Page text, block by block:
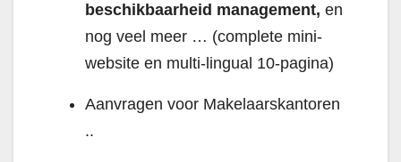
beschikbaarheid management, en
nog veel meer … (complete mini-
website en multi-lingual 10-pagina)
Aanvragen voor Makelaarskantoren
..